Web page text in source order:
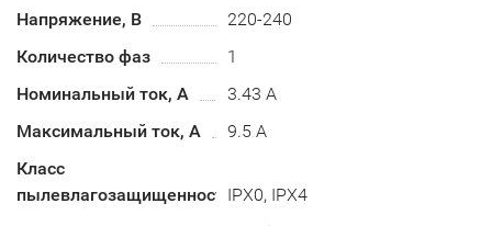
Напряжение, В
220-240
Количество фаз
1
Номинальный ток, А
3.43 А
Максимальный ток, А
9.5 А
Класс
пылевлагозащищенностиIPX0, IPX4